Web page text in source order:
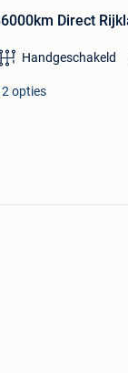
Direct
Handgeschakeld
opties